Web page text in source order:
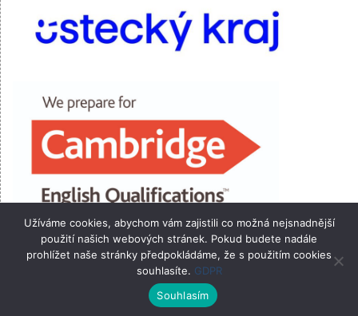
VOŠ, OA, SPgŠ a SZŠ Most 2026
Proudly powered by WordPress
Užíváme cookies, abychom vám zajistili co možná nejsnadnější
použití našich webových stránek. Pokud budete nadále
prohlížet naše stránky předpokládáme, že s použitím cookies
souhlasíte. GDPR
Souhlasím